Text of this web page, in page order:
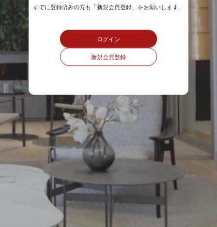
すでに登録済みの方も「新規会員登録」をお願いします。
ログイン
新規会員登録